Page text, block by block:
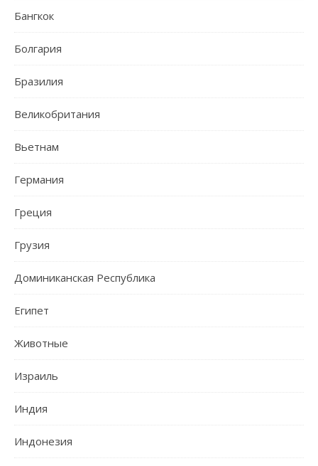
Бангкок
Болгария
Бразилия
Великобритания
Вьетнам
Германия
Греция
Грузия
Доминиканская Республика
Египет
Животные
Израиль
Индия
Индонезия